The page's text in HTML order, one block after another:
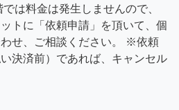
は料金は発生しませんので、
トに「依頼申請」を頂いて、個
せ、ご相談ください。 ※依頼
決済前）であれば、キャンセル